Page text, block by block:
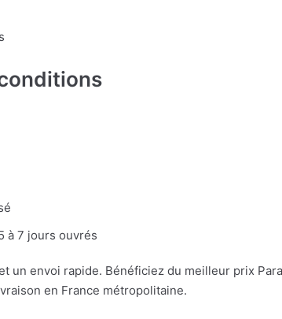
à 7 jours ouvrés
un envoi rapide. Bénéficiez du meilleur prix
en France métropolitaine.